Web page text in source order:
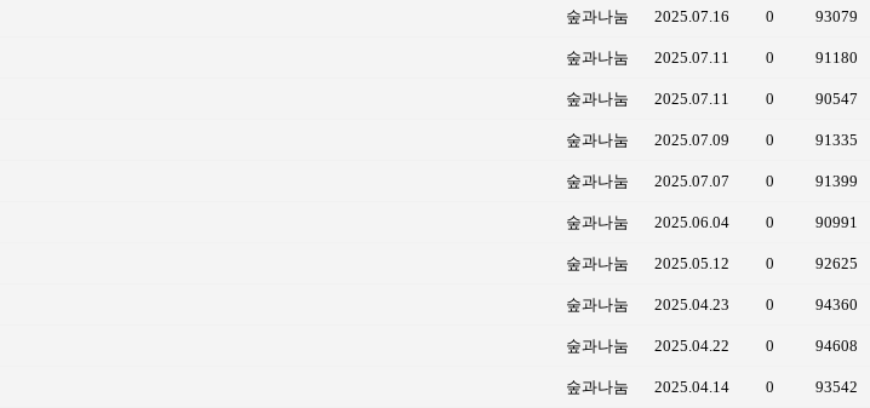
숲과나눔 2025.07.16 0 93079
숲과나눔 2025.07.11 0 91180
숲과나눔 2025.07.11 0 90547
숲과나눔 2025.07.09 0 91335
숲과나눔 2025.07.07 0 91399
숲과나눔 2025.06.04 0 90991
숲과나눔 2025.05.12 0 92625
숲과나눔 2025.04.23 0 94360
숲과나눔 2025.04.22 0 94608
숲과나눔 2025.04.14 0 93542